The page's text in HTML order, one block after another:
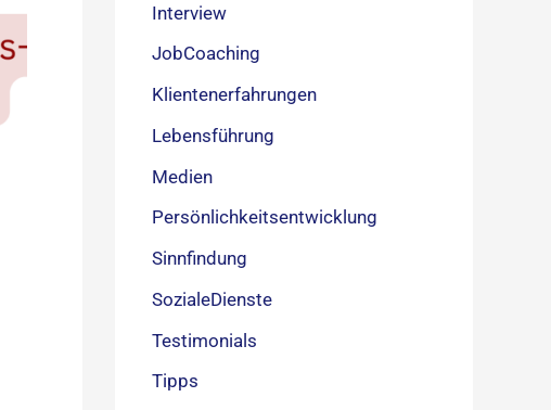
Interview
JobCoaching
Klientenerfahrungen
Lebensführung
Medien
Persönlichkeitsentwicklung
Sinnfindung
SozialeDienste
Testimonials
Tipps